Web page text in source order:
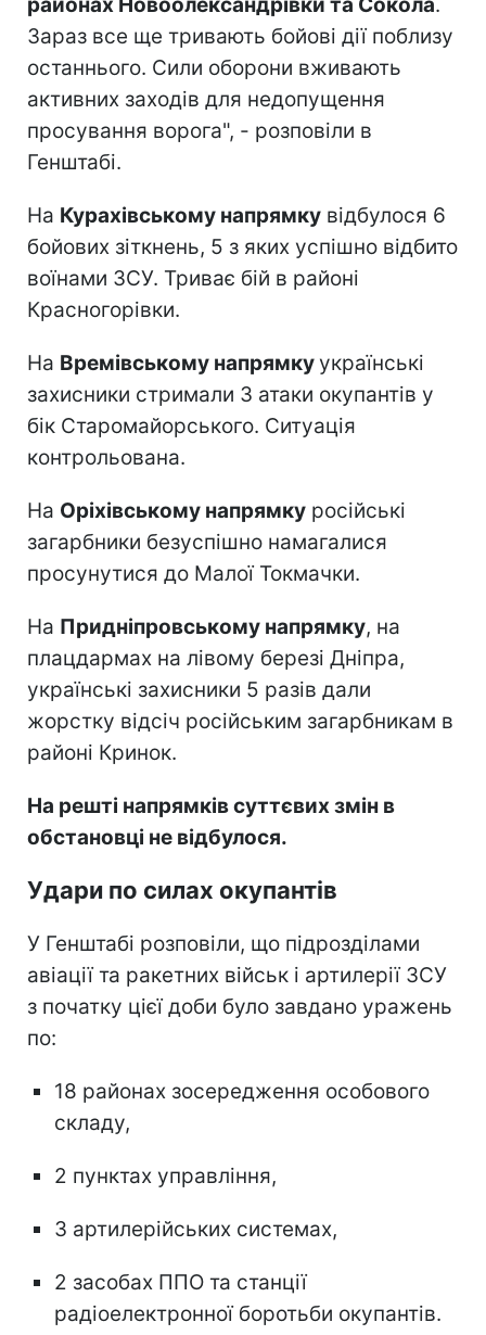
Зараз все ще тривають бойові дії поблизу
останнього. Сили оборони вживають
активних заходів для недопущення
просування ворога", - розповіли в
Генштабі.
На Курахівському напрямку відбулося 6
бойових зіткнень, 5 з яких успішно відбито
воїнами ЗСУ. Триває бій в районі
Красногорівки.
На Времівському напрямкуукраїнські
захисники стримали 3 атаки окупантів у
бік Старомайорського. Ситуація
контрольована.
На Оріхівському напрямку російські
загарбники безуспішно намагалися
просунутися до Малої Токмачки.
На Придніпровському напрямку, на
плацдармах на лівому березі Дніпра,
українські захисники 5 разів дали
жорстку відсіч російським загарбникам в
районі Кринок.
На решті напрямків суттєвих змін в
обстановці не відбулося.
Удари по силах окупантів
У Генштабі розповіли, що підрозділами
авіації та ракетних військ і артилерії ЗСУ
з початку цієї доби було завдано уражень
по:
18 районах зосередження особового
складу,
2 пунктах управління,
3 артилерійських системах,
2 засобах ППО та станції
радіоелектронної боротьби окупантів.